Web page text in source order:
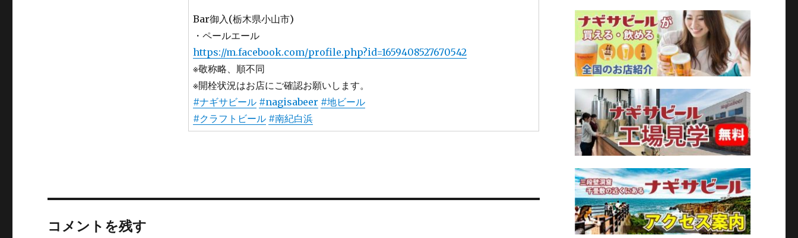
Bar御入(栃木県小山市)
・ペールエール
https://m.facebook.com/profile.php?id=1659408527670542
※敬称略、順不同
※開栓状況はお店にご確認お願いします。
#ナギサビール #nagisabeer #地ビール
#クラフトビール #南紀白浜
コメントを残す